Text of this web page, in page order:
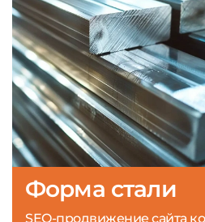
Форма стали
SEO-продвижение сайта